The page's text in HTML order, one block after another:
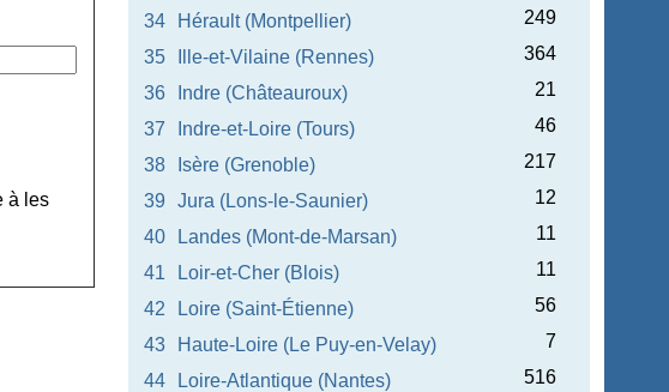
à les
34
Hérault (Montpellier)
249
35
Ille-et-Vilaine (Rennes)
364
36
Indre (Châteauroux)
21
37
Indre-et-Loire (Tours)
46
38
Isère (Grenoble)
217
39
Jura (Lons-le-Saunier)
12
40
Landes (Mont-de-Marsan)
11
41
Loir-et-Cher (Blois)
11
42
Loire (Saint-Étienne)
56
43
Haute-Loire (Le Puy-en-Velay)
7
44
Loire-Atlantique (Nantes)
516